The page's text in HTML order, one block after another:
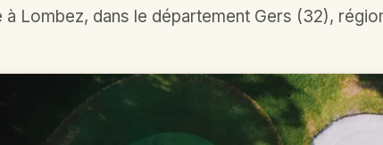
Lombez, dans le département Gers (32),